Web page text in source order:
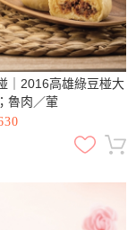
｜2016高雄綠豆椪大
魯肉／葷